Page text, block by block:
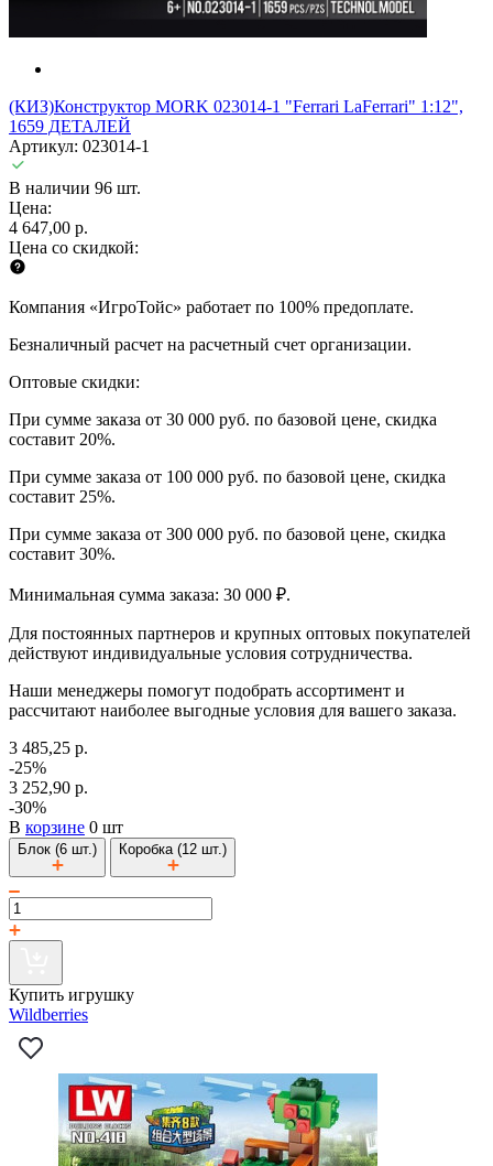
(КИЗ)Конструктор MORK 023014-1 "Ferrari LaFerrari" 1:12",
1659 ДЕТАЛЕЙ
Артикул: 023014-1
В наличии 96 шт.
Цена:
4 647,00 р.
Цена со скидкой:
Компания «ИгроТойс» работает по 100% предоплате.
Безналичный расчет на расчетный счет организации.
Оптовые скидки:
При сумме заказа от 30 000 руб. по базовой цене, скидка
составит 20%.
При сумме заказа от 100 000 руб. по базовой цене, скидка
составит 25%.
При сумме заказа от 300 000 руб. по базовой цене, скидка
составит 30%.
Минимальная сумма заказа: 30 000 ₽.
Для постоянных партнеров и крупных оптовых покупателей
действуют индивидуальные условия сотрудничества.
Наши менеджеры помогут подобрать ассортимент и
рассчитают наиболее выгодные условия для вашего заказа.
3 485,25 р.
-25%
3 252,90 р.
-30%
В корзине 0 шт
Блок (6 шт.) Коробка (12 шт.)
Купить игрушку
Wildberries